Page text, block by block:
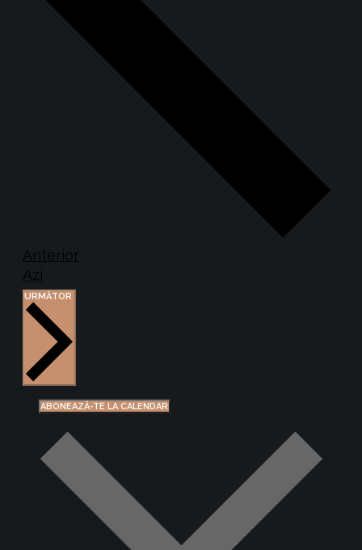
AnteriorEvenimente
Azi
URMĂTOR
ABONEAZĂ-TE LA CALENDAR